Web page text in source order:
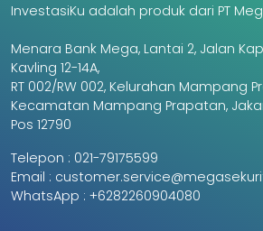
InvestasiKu adalah produk dari PT
Menara Bank Mega, Lantai 2, Jalan
Kavling 12-14A,
RT 002/RW 002, Kelurahan Mampang
Kecamatan Mampang Prapatan,
Pos 12790
Telepon : 021-79175599
Email :
WhatsApp : +6282260904080